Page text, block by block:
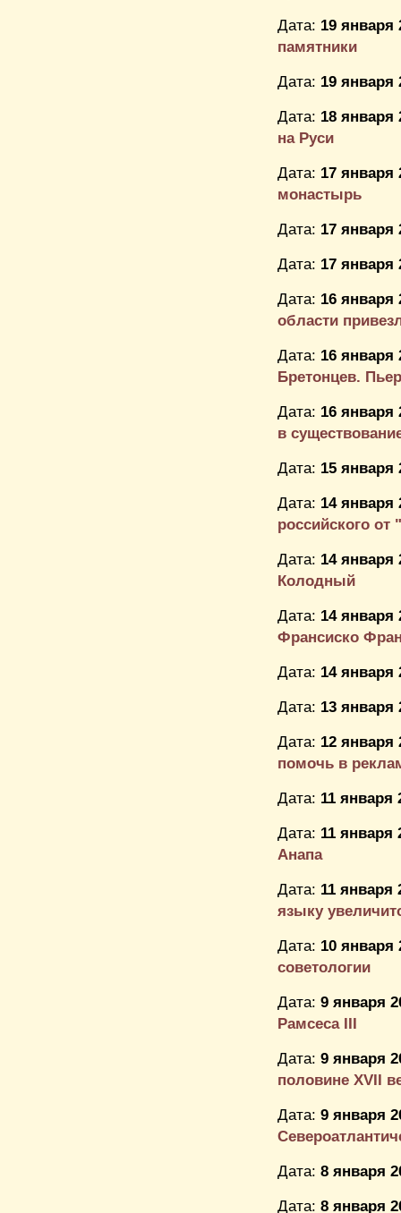
Дата: 19 января
памятники
Дата: 19 января
Дата: 18 января
на Руси
Дата: 17 января
монастырь
Дата: 17 января
Дата: 17 января
Дата: 16 января
области
Дата: 16 января
Бретонцев.
Дата: 16 января
в
Дата: 15 января
Дата: 14 января
российского
Дата: 14 января
Колодный
Дата: 14 января
Франсиско
Дата: 14 января
Дата: 13 января
Дата: 12 января
помочь в
Дата: 11 января
Дата: 11 января
Анапа
Дата: 11 января
языку
Дата: 10 января
советологии
Дата: 9 января
Рамсеса III
Дата: 9 января
половине XVII
Дата: 9 января
Дата: 8 января
Дата: 8 января